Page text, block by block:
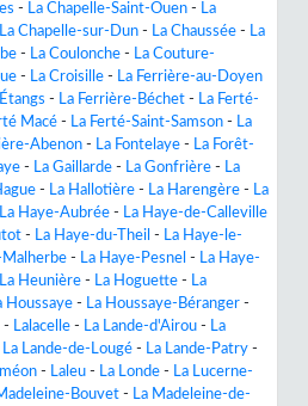
- La Chapelle-Saint-Ouen - La
La Chapelle-sur-Dun - La Chaussée - La
- La Coulonche - La Couture-
- La Croisille - La Ferrière-au-Doyen
- La Ferrière-Béchet - La Ferté-
Macé - La Ferté-Saint-Samson - La
Abenon - La Fontelaye - La Forêt-
- La Gaillarde - La Gonfrière - La
- La Hallotière - La Harengère - La
La Haye-Aubrée - La Haye-de-Calleville
- La Haye-du-Theil - La Haye-le-
Malherbe - La Haye-Pesnel - La Haye-
La Heunière - La Hoguette - La
Houssaye - La Houssaye-Béranger -
- Lalacelle - La Lande-d'Airou - La
La Lande-de-Lougé - La Lande-Patry -
- Laleu - La Londe - La Lucerne-
Bouvet - La Madeleine-de-